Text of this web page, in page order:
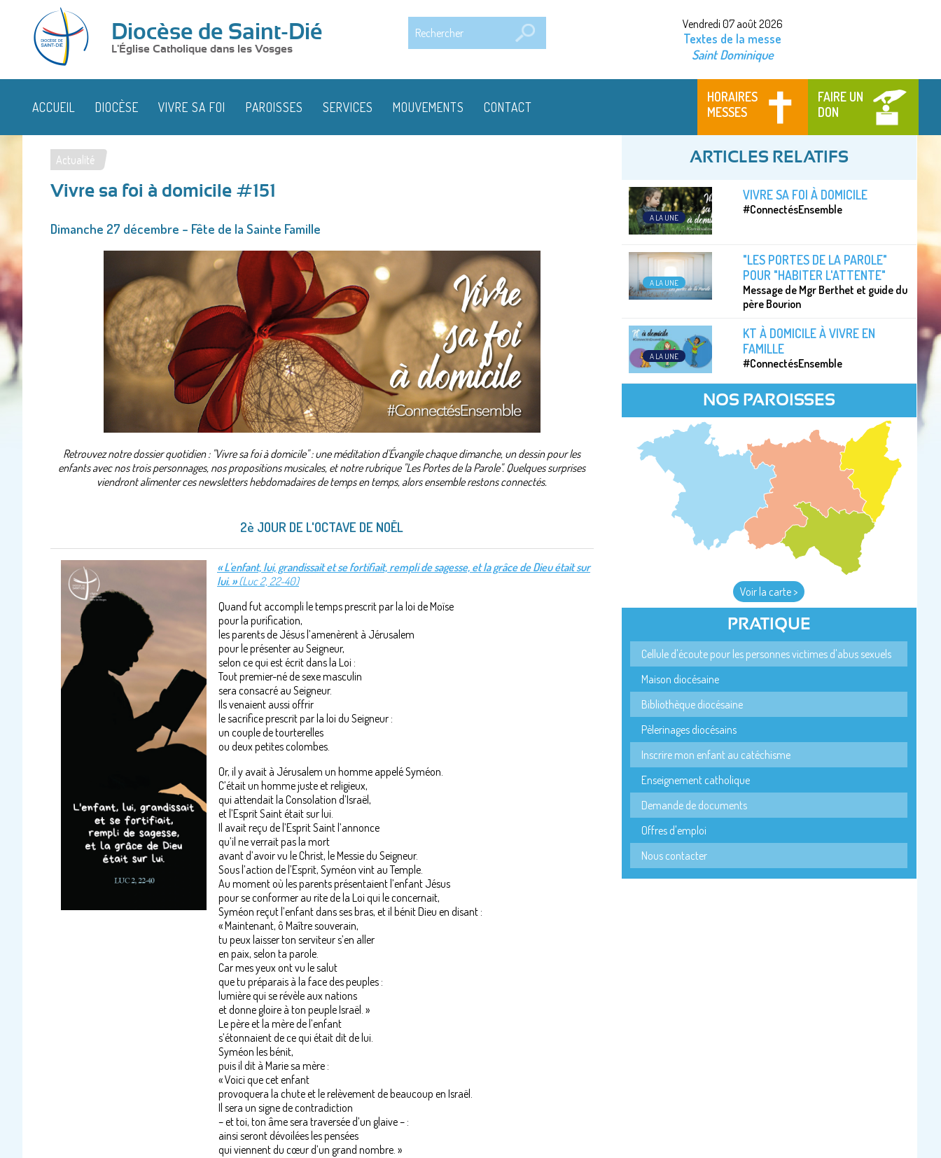
Diocèse de Saint-Dié
L'Église Catholique dans les Vosges
Vendredi 07 août 2026
Textes de la messe
Saint Dominique
HORAIRES
MESSES
FAIRE UN
DON
ACCUEIL DIOCÈSE VIVRE SA FOI PAROISSES SERVICES MOUVEMENTS CONTACT
Vous
êtes
ici
Actualité
Vivre sa foi à domicile #151
Dimanche 27 décembre – Fête de la Sainte Famille
Retrouvez notre dossier quotidien : "Vivre sa foi à domicile" : une méditation d'Évangile chaque dimanche, un dessin pour les
enfants avec nos trois personnages, nos propositions musicales, et notre rubrique "Les Portes de la Parole". Quelques surprises
viendront alimenter ces newsletters hebdomadaires de temps en temps, alors ensemble restons connectés.
2è JOUR DE L'OCTAVE DE NOËL
« L'enfant, lui, grandissait et se fortifiait, rempli de sagesse, et la grâce de Dieu était sur
lui. »(Luc 2, 22-40)
Quand fut accompli le temps prescrit par la loi de Moïse
pour la purification,
les parents de Jésus l’amenèrent à Jérusalem
pour le présenter au Seigneur,
selon ce qui est écrit dans la Loi :
Tout premier-né de sexe masculin
sera consacré au Seigneur.
Ils venaient aussi offrir
le sacrifice prescrit par la loi du Seigneur :
un couple de tourterelles
ou deux petites colombes.
Or, il y avait à Jérusalem un homme appelé Syméon.
C’était un homme juste et religieux,
qui attendait la Consolation d’Israël,
et l’Esprit Saint était sur lui.
Il avait reçu de l’Esprit Saint l’annonce
qu’il ne verrait pas la mort
avant d’avoir vu le Christ, le Messie du Seigneur.
Sous l’action de l’Esprit, Syméon vint au Temple.
Au moment où les parents présentaient l’enfant Jésus
pour se conformer au rite de la Loi qui le concernait,
Syméon reçut l’enfant dans ses bras, et il bénit Dieu en disant :
« Maintenant, ô Maître souverain,
tu peux laisser ton serviteur s’en aller
en paix, selon ta parole.
Car mes yeux ont vu le salut
que tu préparais à la face des peuples :
lumière qui se révèle aux nations
et donne gloire à ton peuple Israël. »
Le père et la mère de l’enfant
s’étonnaient de ce qui était dit de lui.
Syméon les bénit,
puis il dit à Marie sa mère :
« Voici que cet enfant
provoquera la chute et le relèvement de beaucoup en Israël.
Il sera un signe de contradiction
– et toi, ton âme sera traversée d’un glaive – :
ainsi seront dévoilées les pensées
qui viennent du cœur d’un grand nombre. »
ARTICLES RELATIFS
A LA UNE
VIVRE SA FOI À DOMICILE
#ConnectésEnsemble
A LA UNE
"LES PORTES DE LA PAROLE"
POUR "HABITER L'ATTENTE"
Message de Mgr Berthet et guide du
père Bourion
A LA UNE
KT À DOMICILE À VIVRE EN
FAMILLE
#ConnectésEnsemble
NOS PAROISSES
Voir la carte >
PRATIQUE
Cellule d'écoute pour les personnes victimes d'abus sexuels
Maison diocésaine
Bibliothèque diocésaine
Pèlerinages diocésains
Inscrire mon enfant au catéchisme
Enseignement catholique
Demande de documents
Offres d'emploi
Nous contacter